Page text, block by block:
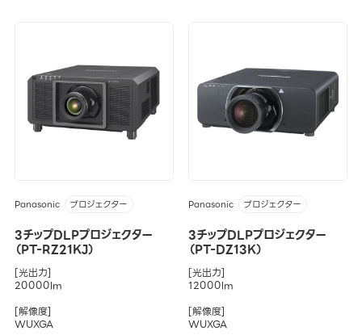
Panasonic プロジェクター
3チップDLPプロジェクター
（PT-RZ21KJ）
[光出力]
20000lm
[解像度]
WUXGA
Panasonic プロジェクター
3チップDLPプロジェクター
（PT-DZ13K）
[光出力]
12000lm
[解像度]
WUXGA